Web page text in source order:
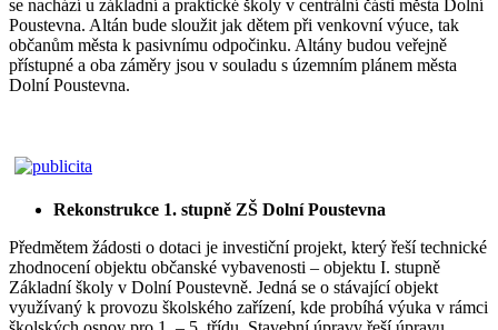
se nachází u základní a praktické školy v centrální části města Dolní
Poustevna. Altán bude sloužit jak dětem při venkovní výuce, tak
občanům města k pasivnímu odpočinku. Altány budou veřejně
přístupné a oba záměry jsou v souladu s územním plánem města
Dolní Poustevna.
Rekonstrukce 1. stupně ZŠ Dolní Poustevna
Předmětem žádosti o dotaci je investiční projekt, který řeší technické
zhodnocení objektu občanské vybavenosti – objektu I. stupně
Základní školy v Dolní Poustevně. Jedná se o stávající objekt
využívaný k provozu školského zařízení, kde probíhá výuka v rámci